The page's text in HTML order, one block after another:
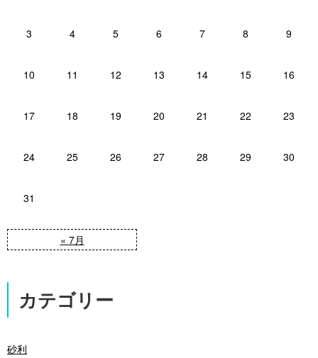
« 7月
3 4 5 6 7 8 9
10 11 12 13 14 15 16
17 18 19 20 21 22 23
24 25 26 27 28 29 30
31
カテゴリー
砂利